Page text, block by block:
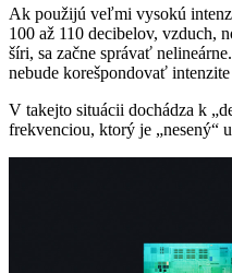
Ak použijú veľmi vysokú
100 až 110 decibelov, vzduch,
šíri, sa začne správať
nebude korešpondovať
V takejto situácii dochádza k
frekvenciou, ktorý je „nesený“